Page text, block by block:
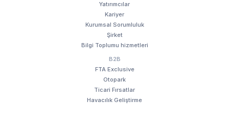
Yatırımcılar
Kariyer
Kurumsal Sorumluluk
Şirket
Bilgi Toplumu hizmetleri
B2B
FTA Exclusive
Otopark
Ticari Fırsatlar
Havacılık Geliştirme